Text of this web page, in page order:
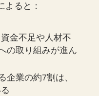
よると：
金不足や人材不
の取り組みが進ん
企業の約7割は、